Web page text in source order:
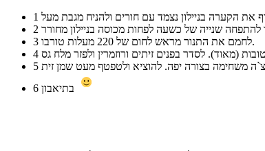
1
2
3
לחמם את התנור מראש לחום של 220 מעלות טורבו.
4
5
6